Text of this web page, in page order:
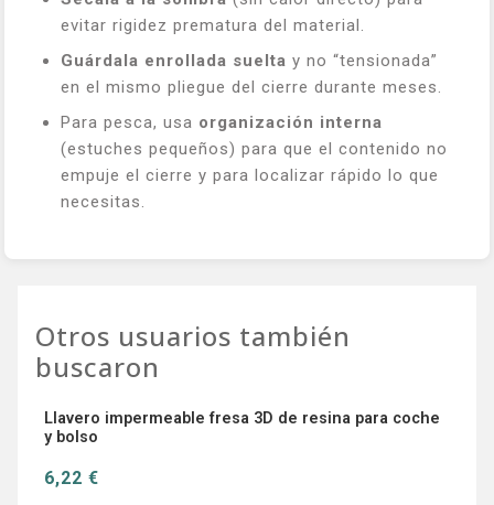
evitar rigidez prematura del material.
Guárdala enrollada suelta y no “tensionada”
en el mismo pliegue del cierre durante meses.
Para pesca, usa organización interna
(estuches pequeños) para que el contenido no
empuje el cierre y para localizar rápido lo que
necesitas.
Otros usuarios también
buscaron
Llavero impermeable fresa 3D de resina para coche
y bolso
6,22 €